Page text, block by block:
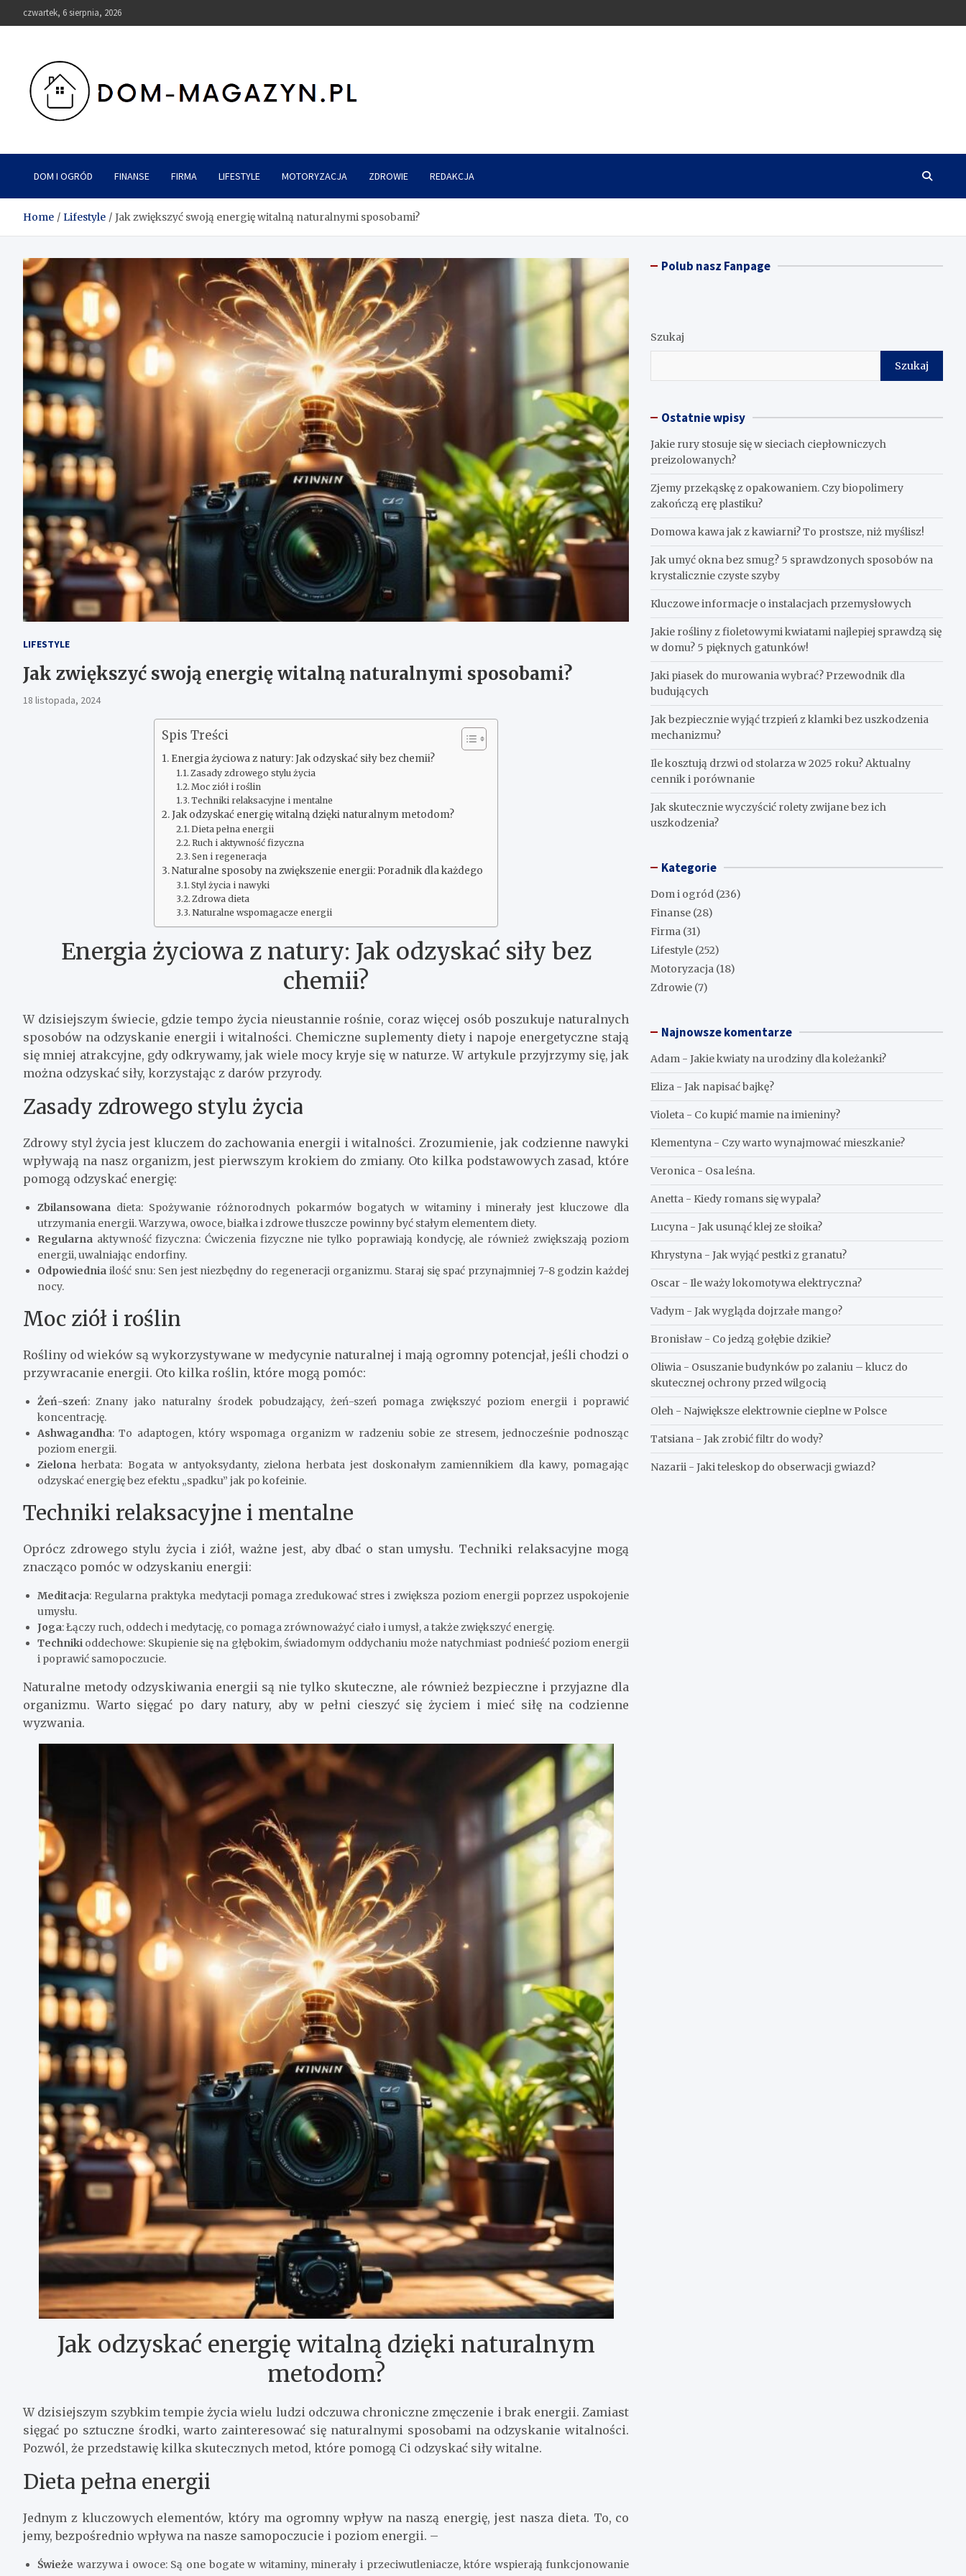
to
czwartek, 6 sierpnia, 2026
Dom-Magazyn.pl
DOM I OGRÓD FINANSE FIRMA LIFESTYLE MOTORYZACJA ZDROWIE REDAKCJA
Home Lifestyle Jak zwiększyć swoją energię witalną naturalnymi sposobami?
LIFESTYLE
Jak zwiększyć swoją energię witalną naturalnymi sposobami?
18 listopada, 2024
Spis Treści
Energia życiowa z natury: Jak odzyskać siły bez chemii?
Zasady zdrowego stylu życia
Moc ziół i roślin
Techniki relaksacyjne i mentalne
Jak odzyskać energię witalną dzięki naturalnym metodom?
Dieta pełna energii
Ruch i aktywność fizyczna
Sen i regeneracja
Naturalne sposoby na zwiększenie energii: Poradnik dla każdego
Styl życia i nawyki
Zdrowa dieta
Naturalne wspomagacze energii
Energia życiowa z natury: Jak odzyskać siły bez
chemii?
W dzisiejszym świecie, gdzie tempo życia nieustannie rośnie, coraz więcej osób poszukuje naturalnych
sposobów na odzyskanie energii i witalności. Chemiczne suplementy diety i napoje energetyczne stają
się mniej atrakcyjne, gdy odkrywamy, jak wiele mocy kryje się w naturze. W artykule przyjrzymy się, jak
można odzyskać siły, korzystając z darów przyrody.
Zasady zdrowego stylu życia
Zdrowy styl życia jest kluczem do zachowania energii i witalności. Zrozumienie, jak codzienne nawyki
wpływają na nasz organizm, jest pierwszym krokiem do zmiany. Oto kilka podstawowych zasad, które
pomogą odzyskać energię:
Zbilansowana dieta: Spożywanie różnorodnych pokarmów bogatych w witaminy i minerały jest kluczowe dla
utrzymania energii. Warzywa, owoce, białka i zdrowe tłuszcze powinny być stałym elementem diety.
Regularna aktywność fizyczna: Ćwiczenia fizyczne nie tylko poprawiają kondycję, ale również zwiększają poziom
energii, uwalniając endorfiny.
Odpowiednia ilość snu: Sen jest niezbędny do regeneracji organizmu. Staraj się spać przynajmniej 7-8 godzin każdej
nocy.
Moc ziół i roślin
Rośliny od wieków są wykorzystywane w medycynie naturalnej i mają ogromny potencjał, jeśli chodzi o
przywracanie energii. Oto kilka roślin, które mogą pomóc:
Żeń-szeń: Znany jako naturalny środek pobudzający, żeń-szeń pomaga zwiększyć poziom energii i poprawić
koncentrację.
Ashwagandha: To adaptogen, który wspomaga organizm w radzeniu sobie ze stresem, jednocześnie podnosząc
poziom energii.
Zielona herbata: Bogata w antyoksydanty, zielona herbata jest doskonałym zamiennikiem dla kawy, pomagając
odzyskać energię bez efektu „spadku” jak po kofeinie.
Techniki relaksacyjne i mentalne
Oprócz zdrowego stylu życia i ziół, ważne jest, aby dbać o stan umysłu. Techniki relaksacyjne mogą
znacząco pomóc w odzyskaniu energii:
Meditacja: Regularna praktyka medytacji pomaga zredukować stres i zwiększa poziom energii poprzez uspokojenie
umysłu.
Joga: Łączy ruch, oddech i medytację, co pomaga zrównoważyć ciało i umysł, a także zwiększyć energię.
Techniki oddechowe: Skupienie się na głębokim, świadomym oddychaniu może natychmiast podnieść poziom energii
i poprawić samopoczucie.
Naturalne metody odzyskiwania energii są nie tylko skuteczne, ale również bezpieczne i przyjazne dla
organizmu. Warto sięgać po dary natury, aby w pełni cieszyć się życiem i mieć siłę na codzienne
wyzwania.
Jak odzyskać energię witalną dzięki naturalnym
metodom?
W dzisiejszym szybkim tempie życia wielu ludzi odczuwa chroniczne zmęczenie i brak energii. Zamiast
sięgać po sztuczne środki, warto zainteresować się naturalnymi sposobami na odzyskanie witalności.
Pozwól, że przedstawię kilka skutecznych metod, które pomogą Ci odzyskać siły witalne.
Dieta pełna energii
Jednym z kluczowych elementów, który ma ogromny wpływ na naszą energię, jest nasza dieta. To, co
jemy, bezpośrednio wpływa na nasze samopoczucie i poziom energii. –
Świeże warzywa i owoce: Są one bogate w witaminy, minerały i przeciwutleniacze, które wspierają funkcjonowanie
Polub nasz Fanpage
Szukaj
Szukaj
Ostatnie wpisy
Jakie rury stosuje się w sieciach ciepłowniczych
preizolowanych?
Zjemy przekąskę z opakowaniem. Czy biopolimery
zakończą erę plastiku?
​Domowa kawa jak z kawiarni? To prostsze, niż myślisz!
Jak umyć okna bez smug? 5 sprawdzonych sposobów na
krystalicznie czyste szyby
Kluczowe informacje o instalacjach przemysłowych
Jakie rośliny z fioletowymi kwiatami najlepiej sprawdzą się
w domu? 5 pięknych gatunków!
Jaki piasek do murowania wybrać? Przewodnik dla
budujących
Jak bezpiecznie wyjąć trzpień z klamki bez uszkodzenia
mechanizmu?
Ile kosztują drzwi od stolarza w 2025 roku? Aktualny
cennik i porównanie
Jak skutecznie wyczyścić rolety zwijane bez ich
uszkodzenia?
Kategorie
Dom i ogród (236)
Finanse (28)
Firma (31)
Lifestyle (252)
Motoryzacja (18)
Zdrowie (7)
Najnowsze komentarze
Adam -Jakie kwiaty na urodziny dla koleżanki?
Eliza -Jak napisać bajkę?
Violeta - Co kupić mamie na imieniny?
Klementyna - Czy warto wynajmować mieszkanie?
Veronica - Osa leśna.
Anetta - Kiedy romans się wypala?
Lucyna -Jak usunąć klej ze słoika?
Khrystyna -Jak wyjąć pestki z granatu?
Oscar -Ile waży lokomotywa elektryczna?
Vadym -Jak wygląda dojrzałe mango?
Bronisław - Co jedzą gołębie dzikie?
Oliwia - Osuszanie budynków po zalaniu – klucz do
skutecznej ochrony przed wilgocią
Oleh - Największe elektrownie cieplne w Polsce
Tatsiana -Jak zrobić filtr do wody?
Nazarii -Jaki teleskop do obserwacji gwiazd?